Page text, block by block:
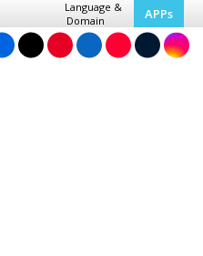
Language &
Domain
APPs